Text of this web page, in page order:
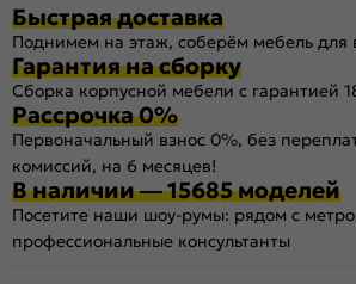
Быстрая доставка
Поднимем на этаж, соберём мебель для
Гарантия на сборку
Сборка корпусной мебели с гарантией
Рассрочка 0%
Первоначальный взнос 0%, без
комиссий, на 6 месяцев!
В наличии — 15685 моделей
Посетите наши шоу-румы: рядом с
профессиональные консультанты